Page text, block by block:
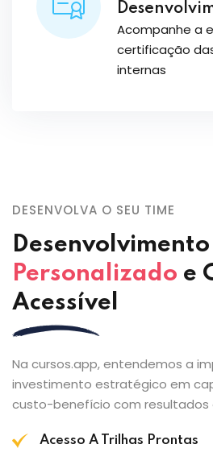
Acompanhe a
certificação
internas
DESENVOLVA O SEU TIME
Desenvolvimento
Personalizado e
Acessível
Na cursos.app, entendemos a
investimento estratégico em
custo-benefício com resultados
Acesso A Trilhas Prontas